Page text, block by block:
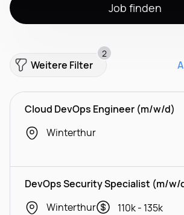
Job finden
Weitere Filter
2
Cloud DevOps Engineer (m/w/d)
Winterthur
DevOps Security Specialist (m/w/
Winterthur
110k - 135k